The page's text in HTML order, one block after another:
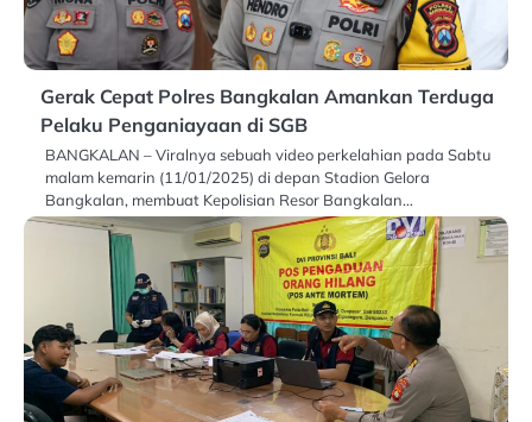
Gerak Cepat Polres Bangkalan Amankan Terduga
Pelaku Penganiayaan di SGB
BANGKALAN – Viralnya sebuah video perkelahian pada Sabtu
malam kemarin (11/01/2025) di depan Stadion Gelora
Bangkalan, membuat Kepolisian Resor Bangkalan…